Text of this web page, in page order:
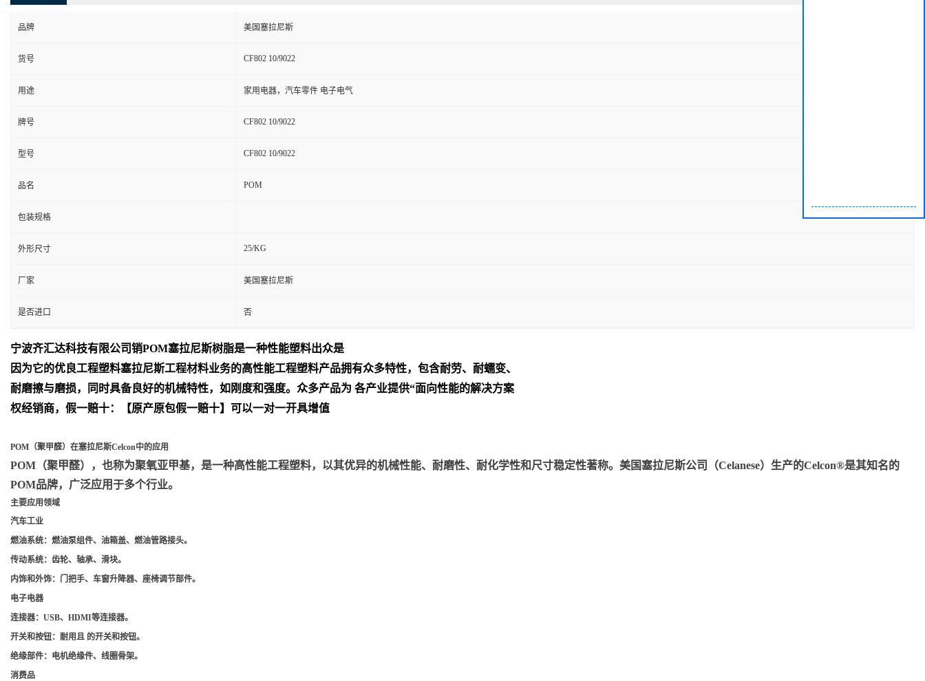
品牌 美国塞拉尼斯
货号 CF802 10/9022
用途 家用电器，汽车零件 电子电气
牌号 CF802 10/9022
型号 CF802 10/9022
品名 POM
包装规格
外形尺寸 25/KG
厂家 美国塞拉尼斯
是否进口 否
宁波齐汇达科技有限公司销POM塞拉尼斯树脂是一种性能塑料出众是
因为它的优良工程塑料塞拉尼斯工程材料业务的高性能工程塑料产品拥有众多特性，包含耐劳、耐蠕变、
耐磨擦与磨损，同时具备良好的机械特性，如刚度和强度。众多产品为 各产业提供“面向性能的解决方案
权经销商，假一赔十：【原产原包假一赔十】可以一对一开具增值
POM（聚甲醛）在塞拉尼斯Celcon中的应用
POM（聚甲醛）
，也称为聚氧亚甲基，是一种高性能工程塑料，以其优异的机械性能、耐磨性、耐化学性和尺寸稳定性著称。美国塞拉尼斯公司（Celanese）生产的Celcon®是其知名的
POM品牌，广泛应用于多个行业。
主要应用领域
汽车工业
燃油系统：燃油泵组件、油箱盖、燃油管路接头。
传动系统：齿轮、轴承、滑块。
内饰和外饰：门把手、车窗升降器、座椅调节部件。
电子电器
连接器：USB、HDMI等连接器。
开关和按钮：耐用且 的开关和按钮。
绝缘部件：电机绝缘件、线圈骨架。
消费品